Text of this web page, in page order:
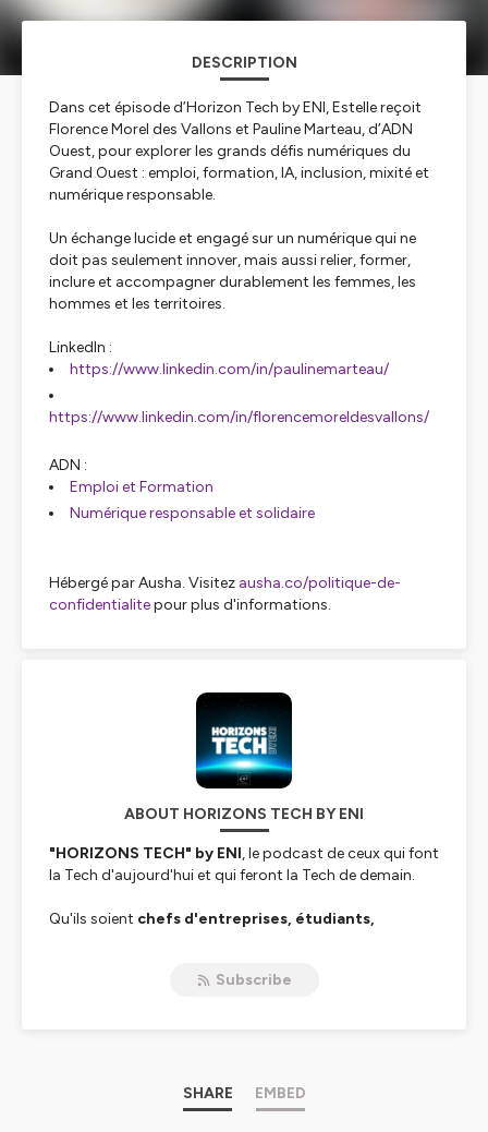
DESCRIPTION
Dans cet épisode d’Horizon Tech by ENI, Estelle reçoit
Florence Morel des Vallons et Pauline Marteau, d’ADN
Ouest, pour explorer les grands défis numériques du
Grand Ouest : emploi, formation, IA, inclusion, mixité et
numérique responsable.
Un échange lucide et engagé sur un numérique qui ne
doit pas seulement innover, mais aussi relier, former,
inclure et accompagner durablement les femmes, les
hommes et les territoires.
LinkedIn :
https://www.linkedin.com/in/paulinemarteau/
https://www.linkedin.com/in/florencemoreldesvallons/
ADN :
Emploi et Formation
Numérique responsable et solidaire
Hébergé par Ausha. Visitez ausha.co/politique-de-
confidentialitepour plus d'informations.
ABOUT HORIZONS TECH BY ENI
"HORIZONS TECH" by ENI, le podcast de ceux qui font
la Tech d'aujourd'hui et qui feront la Tech de demain.
Qu'ils soient chefs d'entreprises, étudiants,
Subscribe
SHARE EMBED